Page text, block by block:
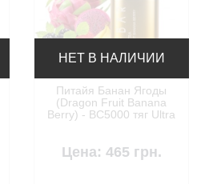
НЕТ В НАЛИЧИИ
Питайя Банан Ягоды
(Dragon Fruit Banana
Berry) - BC5000 тяг Ultra
Цена: 465 грн.